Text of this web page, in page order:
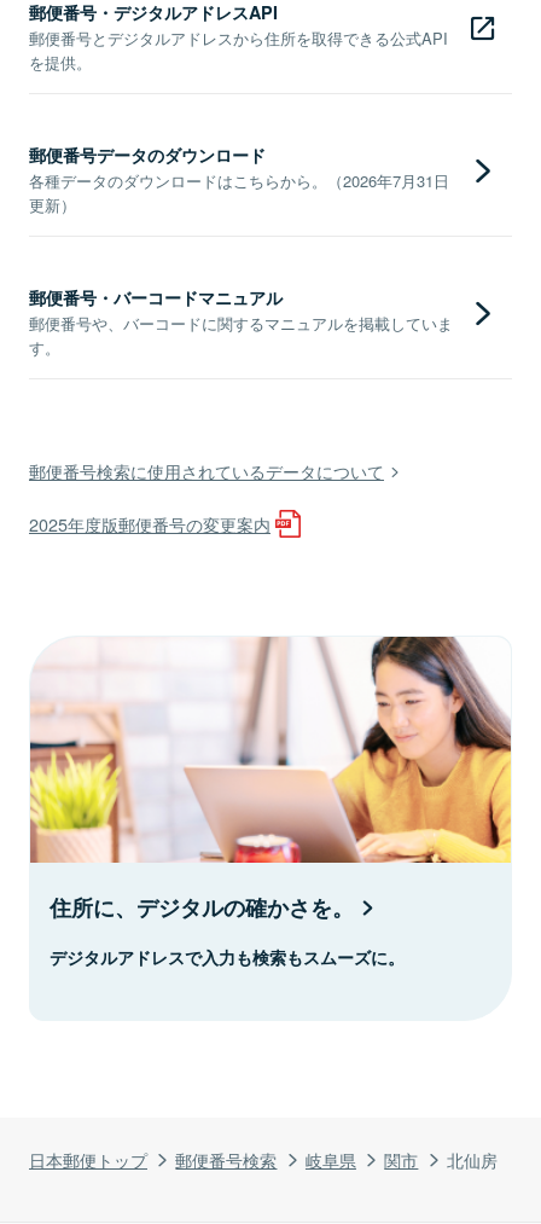
日本郵便トップ 郵便番号検索 岐阜県 関市 北仙房
郵便番号・デジタルアドレスAPI
郵便番号とデジタルアドレスから住所を取得できる公式API
を提供。
郵便番号データのダウンロード
各種データのダウンロードはこちらから。（2026年7月31日
更新）
郵便番号・バーコードマニュアル
郵便番号や、バーコードに関するマニュアルを掲載していま
す。
郵便番号検索に使用されているデータについて
2025年度版郵便番号の変更案内
住所に、デジタルの確かさを。
デジタルアドレスで入力も検索もスムーズに。